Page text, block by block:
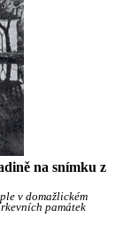
na snímku z
v domažlickém
památek